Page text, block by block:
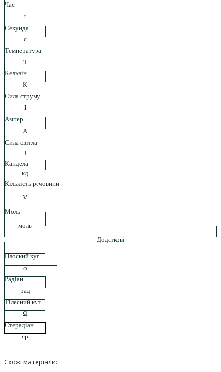
Час
t
Секунда
с
Температура
T
Кельвін
К
Сила струму
I
Ампер
А
Сила світла
J
Кандела
кд
Кількість речовини
V
Моль
моль
Додаткові
Плоский кут
φ
Радіан
рад
Тілесний кут
Ω
Стерадіан
ср
Схожі матеріали: